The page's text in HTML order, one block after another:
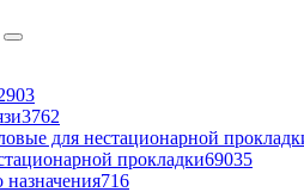
3762
для нестационарной
прокладки69035
назначения716